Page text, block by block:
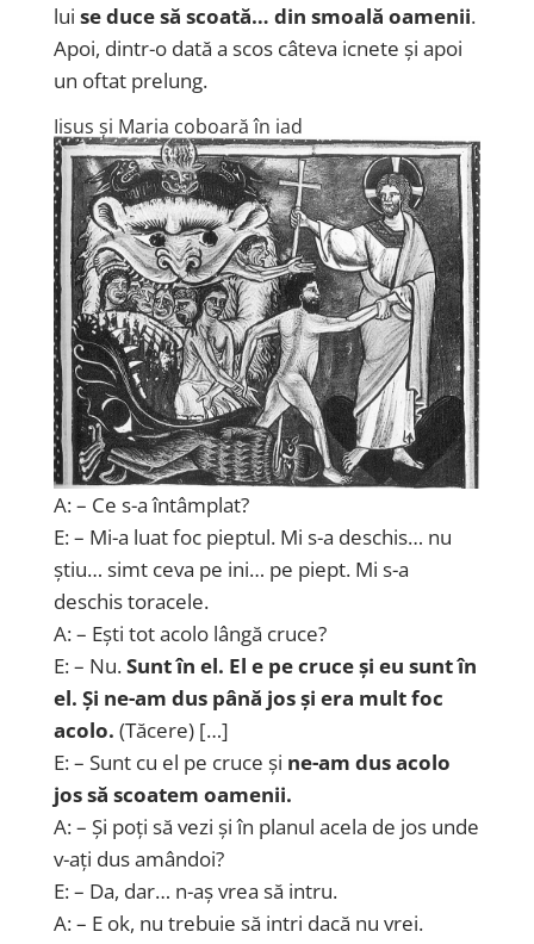
lui se duce să scoată… din smoală oamenii.
Apoi, dintr-o dată a scos câteva icnete și apoi
un oftat prelung.
Iisus și Maria coboară în iad
A: – Ce s-a întâmplat?
E: – Mi-a luat foc pieptul. Mi s-a deschis… nu
știu… simt ceva pe ini… pe piept. Mi s-a
deschis toracele.
A: – Ești tot acolo lângă cruce?
E: – Nu.Sunt în el. El e pe cruce și eu sunt în
el. Și ne-am dus până jos și era mult foc
acolo. (Tăcere) […]
E: – Sunt cu el pe cruce și ne-am dus acolo
jos să scoatem oamenii.
A: – Și poți să vezi și în planul acela de jos unde
v-ați dus amândoi?
E: – Da, dar… n-aș vrea să intru.
A: – E ok, nu trebuie să intri dacă nu vrei.